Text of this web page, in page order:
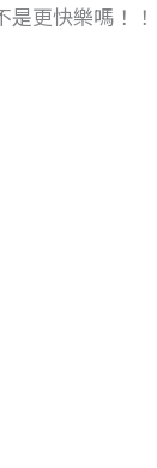
更快樂嗎！！